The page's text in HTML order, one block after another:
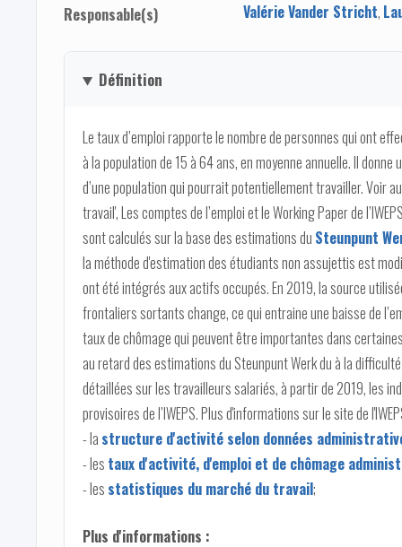
Responsable(s)
Valérie Vander Stricht,
Définition
Le taux d’emploi rapporte le nombre de personnes qui ont
à la population de 15 à 64 ans, en moyenne annuelle. Il
d’une population qui pourrait potentiellement travailler. Voir
travail', Les comptes de l’emploi et le Working Paper de
sont calculés sur la base des estimations du Steunpunt
la méthode d'estimation des étudiants non assujettis est
ont été intégrés aux actifs occupés. En 2019, la source
frontaliers sortants change, ce qui entraine une baisse de
taux de chômage qui peuvent être importantes dans
au retard des estimations du Steunpunt Werk du à la
détaillées sur les travailleurs salariés, à partir de 2019, les
provisoires de l’IWEPS. Plus d'informations sur le site de
- la structure d'activité selon données
- les taux d'activité, d'emploi et de chômage
- les statistiques du marché du travail;
Plus d'informations :